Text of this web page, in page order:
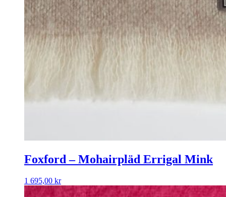
Foxford – Mohairpläd Errigal Mink
1 695,00 kr